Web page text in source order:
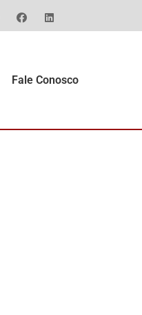
Fale Conosco